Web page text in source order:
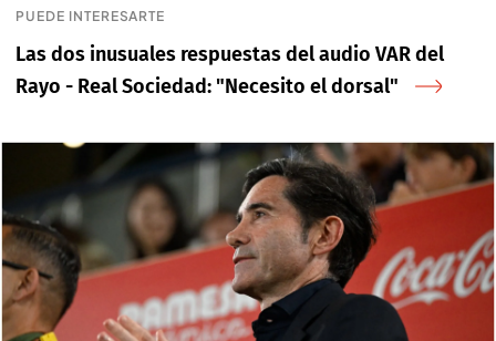
PUEDE INTERESARTE
Las dos inusuales respuestas del audio VAR del
Rayo - Real Sociedad: "Necesito el dorsal"